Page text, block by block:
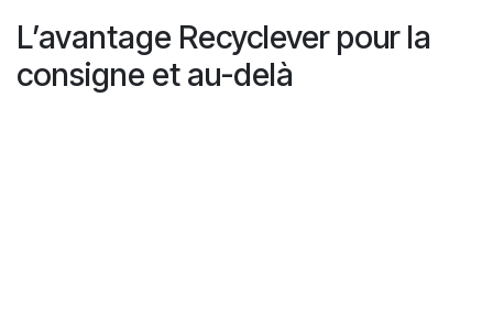
L’avantage Recyclever pour la
consigne et au-delà